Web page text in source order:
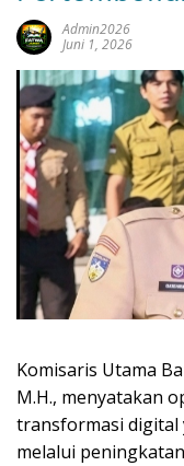
Admin2026
Juni 1, 2026
Komisaris Utama
M.H., menyatakan
transformasi digital
melalui